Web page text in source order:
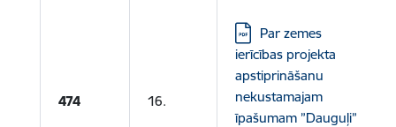
474 16.
Lejupielādēt:
Par zemes
ierīcības projekta
apstiprināšanu
nekustamajam
īpašumam ”Dauguļi”